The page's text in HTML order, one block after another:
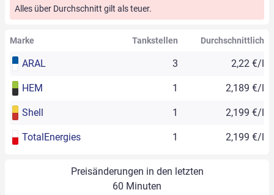
Alles über Durchschnitt gilt als teuer.
Marke Tankstellen Durchschnittlich
ARAL 3 2,22 €/l
HEM 1 2,189 €/l
Shell 1 2,199 €/l
TotalEnergies 1 2,199 €/l
Preisänderungen in den letzten
60 Minuten